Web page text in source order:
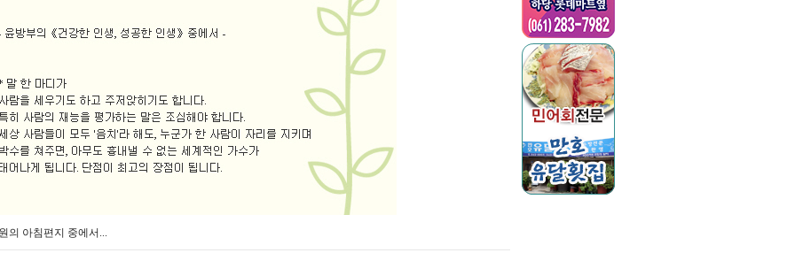
의 아침편지 중에서...